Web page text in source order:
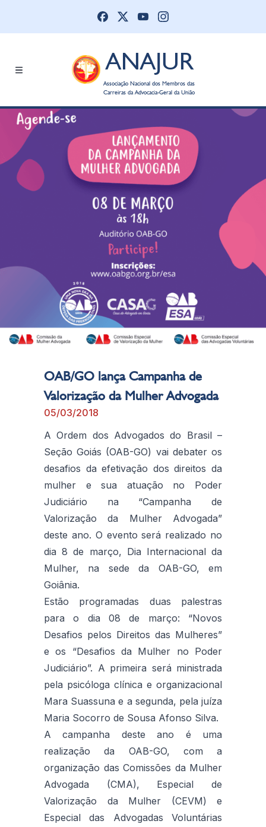
ANAJUR
Associação Nacional dos Membros das
Carreiras da Advocacia-Geral da União
OAB/GO lança Campanha de
Valorização da Mulher Advogada
05/03/2018
A Ordem dos Advogados do Brasil –
Seção Goiás (OAB-GO) vai debater os
desafios da efetivação dos direitos da
mulher e sua atuação no Poder
Judiciário na “Campanha de
Valorização da Mulher Advogada”
deste ano. O evento será realizado no
dia 8 de março, Dia Internacional da
Mulher, na sede da OAB-GO, em
Goiânia.
Estão programadas duas palestras
para o dia 08 de março: “Novos
Desafios pelos Direitos das Mulheres”
e os “Desafios da Mulher no Poder
Judiciário”. A primeira será ministrada
pela psicóloga clínica e organizacional
Mara Suassuna e a segunda, pela juíza
Maria Socorro de Sousa Afonso Silva.
A campanha deste ano é uma
realização da OAB-GO, com a
organização das Comissões da Mulher
Advogada (CMA), Especial de
Valorização da Mulher (CEVM) e
Especial das Advogadas Voluntárias